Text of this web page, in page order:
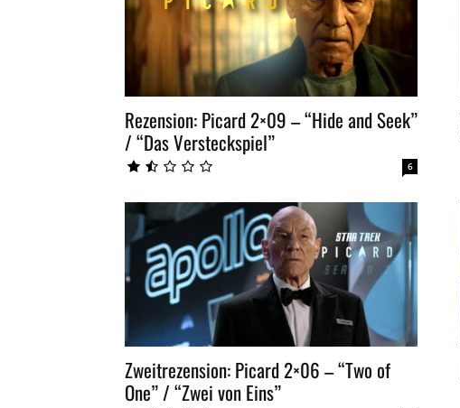
Rezension: Picard 2×09 – “Hide and Seek”
/ “Das Versteckspiel”
6
Zweitrezension: Picard 2×06 – “Two of
One” / “Zwei von Eins”